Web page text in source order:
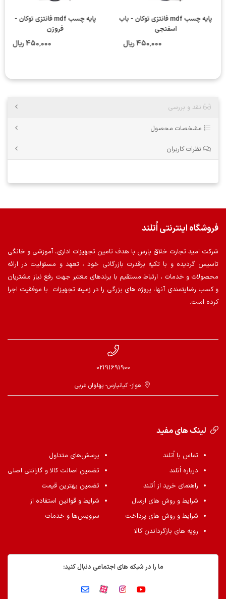
پایه چسب mdf فانتزی توکان - باب
اسفنجی
450٬000 ریال
پایه چسب mdf فانتزی توکان -
فروزن
450٬000 ریال
نقد و بررسی
مشخصات محصول
نظرات کاربران
فروشگاه اینترنتی اُتلند
شرکت امید تجارت خلاق پارس با هدف تامین تجهیزات اداری، آموزشی و خانگی
تاسیس گردیده و با تکیه برقدرت بازرگانی خود ، تعهد و مسئولیت در ارائه
محصولات و خدمات ، ارتباط مستقیم با برندهای معتبر جهت رفع نیاز مشتریان
و کسب رضایتمندی آنها، پروژه های بزرگی را در زمینه تجهیزات با موفقیت اجرا
کرده است.
02191691900
اهواز- کیانپارس- پهلوان غربی
لینک های مفید
تماس با اُتلند
درباره اُتلند
راهنمای خرید از اُتلند
شرایط و روش های ارسال
شرایط و روش های پرداخت
رویه های بازگرداندن کالا
پرسش‌های متداول
تضمین اصالت کالا و گارانتی اصلی
تضمین بهترین قیمت
شرایط و قوانین استفاده از
سرویس‌ها و خدمات
ما را در شبکه های اجتماعی دنبال کنید: